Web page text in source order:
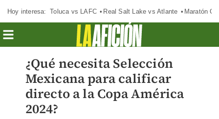
Hoy interesa: Toluca vs LAFC Real Salt Lake vs Atlante Maratón
¿Qué necesita Selección
Mexicana para calificar
directo a la Copa América
2024?